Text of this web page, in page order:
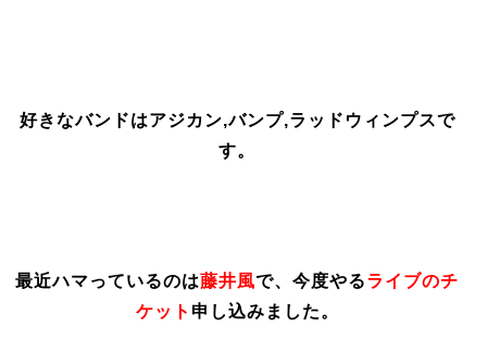
好きなバンドはアジカン,バンプ,ラッドウィンプスで
す。
最近ハマっているのは藤井風で、今度やるライブのチ
ケット 申し込みました。